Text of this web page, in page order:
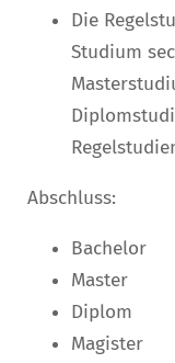
Die
Studium
Abschluss:
Bachelor
Master
Diplom
Magister